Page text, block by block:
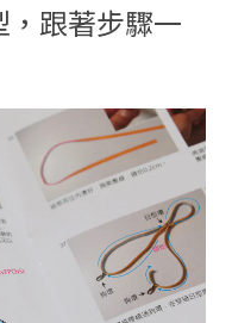
跟著步驟一